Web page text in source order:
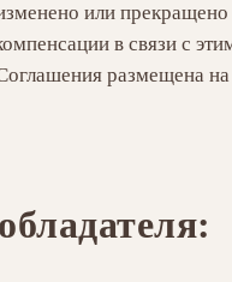
или
в связи с
размещена